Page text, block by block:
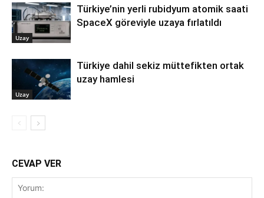
Uzay
Türkiye’nin yerli rubidyum atomik saati
SpaceX göreviyle uzaya fırlatıldı
Uzay
Türkiye dahil sekiz müttefikten ortak
uzay hamlesi
CEVAP VER